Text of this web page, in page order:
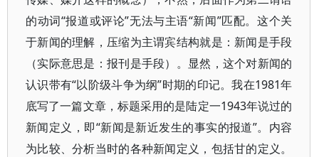
的动词“报道或评论”无法与主语“新闻”匹配。这个关
于新闻的理解，压缩为主谓宾结构就是：新闻是手段
（实际意思是：报刊是手段）。显然，这个对新闻的
认识带有“以阶级斗争为纲”时期的印记。我在1981年
底写了一篇文章，标题采用的是陆定一1943年说过的
新闻定义，即“新闻是新近发生的事实的报道”。内容
为比较、分析当时的各种新闻定义，包括甘的定义。